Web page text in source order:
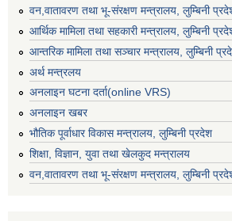
वन,वातावरण तथा भू-संरक्षण मन्त्रालय, लुम्बिनी
आर्थिक मामिला तथा सहकारी मन्त्रालय, लुम्बिनी
आन्तरिक मामिला तथा सञ्चार मन्त्रालय, लुम्बिनी
अर्थ मन्त्रलय
अनलाइन घटना दर्ता(online VRS)
अनलाइन खबर
भौतिक पूर्वाधार विकास मन्त्रालय, लुम्बिनी प्रदेश
शिक्षा, विज्ञान, युवा तथा खेलकुद मन्‍‍त्रालय
वन,वातावरण तथा भू-संरक्षण मन्त्रालय, लुम्बिनी